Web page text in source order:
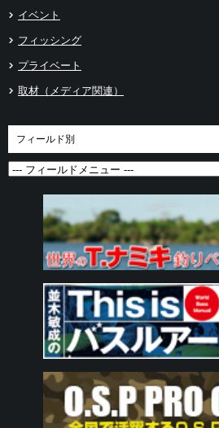
イベント
フィッシング
プライベート
取材（メディア関連）
フィールド別